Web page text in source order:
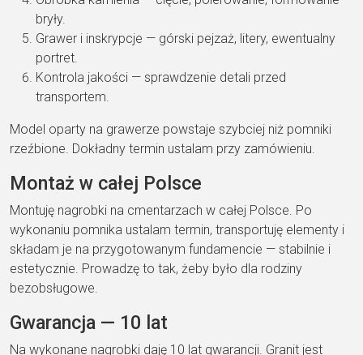
bryły.
Grawer i inskrypcje — górski pejzaż, litery, ewentualny
portret.
Kontrola jakości — sprawdzenie detali przed
transportem.
Model oparty na grawerze powstaje szybciej niż pomniki
rzeźbione. Dokładny termin ustalam przy zamówieniu.
Montaż w całej Polsce
Montuję nagrobki na cmentarzach w całej Polsce. Po
wykonaniu pomnika ustalam termin, transportuję elementy i
składam je na przygotowanym fundamencie — stabilnie i
estetycznie. Prowadzę to tak, żeby było dla rodziny
bezobsługowe.
Gwarancja — 10 lat
Na wykonane nagrobki daję 10 lat gwarancji. Granit jest